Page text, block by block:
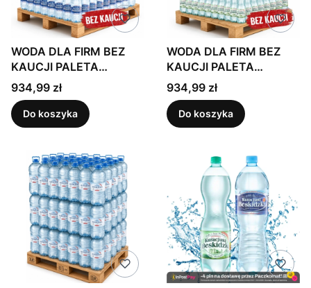
WODA DLA FIRM BEZ
KAUCJI PALETA
Kuracjusz Beskidzki
woda niegazowana 1,5l x
504 sztuk
Cena
934,99 zł
Do koszyka
WODA DLA FIRM BEZ
KAUCJI PALETA
Kuracjusz Beskidzki
woda gazowana 1,5l x
504 sztuk
Cena
934,99 zł
Do koszyka